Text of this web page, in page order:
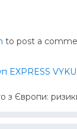
to post a
EXPRESS
з Європи: